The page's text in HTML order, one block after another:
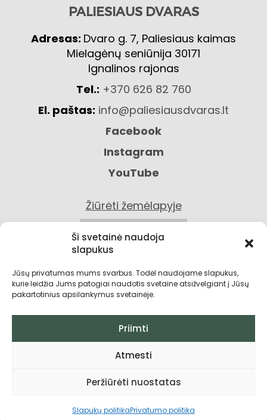
Ši svetainė naudoja
slapukus
Jūsų privatumas mums svarbus. Todėl naudojame slapukus,
kurie leidžia Jums patogiai naudotis svetaine atsižvelgiant į Jūsų
pakartotinius apsilankymus svetainėje.
Priimti
Atmesti
Peržiūrėti nuostatas
Slapukų politikaPrivatumo politika
PALIESIAUS DVARAS
Adresas: Dvaro g. 7, Paliesiaus kaimas
Mielagėnų seniūnija 30171
Ignalinos rajonas
Tel.: +370 626 82 760
El. paštas: info@paliesiausdvaras.lt
Facebook
Instagram
YouTube
Žiūrėti žemėlapyje
KONTAKTAI
Privatumo politika
Pirkimo taisyklės ir sąlygos
Visos teisės saugomos © 2026